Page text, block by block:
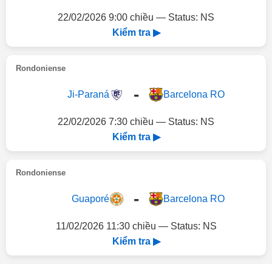
22/02/2026 9:00 chiều — Status: NS
Kiểm tra ▶
Rondoniense
Ji-Paraná - Barcelona RO
22/02/2026 7:30 chiều — Status: NS
Kiểm tra ▶
Rondoniense
Guaporé - Barcelona RO
11/02/2026 11:30 chiều — Status: NS
Kiểm tra ▶